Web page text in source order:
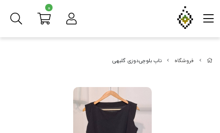
فروشگاه تاپ بلوچی‌دوزی گلبهی
0